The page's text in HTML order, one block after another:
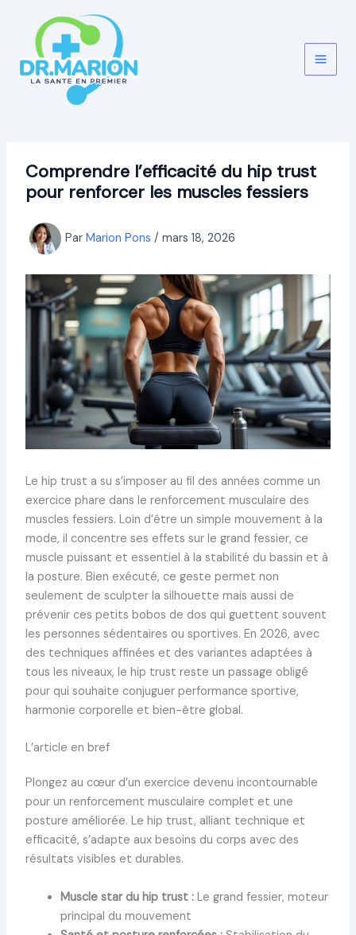
contenu
Comprendre l’efficacité du hip trust
pour renforcer les muscles fessiers
Par Marion Pons / mars 18, 2026
Le hip trust a su s’imposer au fil des années comme un
exercice phare dans le renforcement musculaire des
muscles fessiers. Loin d’être un simple mouvement à la
mode, il concentre ses effets sur le grand fessier, ce
muscle puissant et essentiel à la stabilité du bassin et à
la posture. Bien exécuté, ce geste permet non
seulement de sculpter la silhouette mais aussi de
prévenir ces petits bobos de dos qui guettent souvent
les personnes sédentaires ou sportives. En 2026, avec
des techniques affinées et des variantes adaptées à
tous les niveaux, le hip trust reste un passage obligé
pour qui souhaite conjuguer performance sportive,
harmonie corporelle et bien-être global.
L’article en bref
Plongez au cœur d’un exercice devenu incontournable
pour un renforcement musculaire complet et une
posture améliorée. Le hip trust, alliant technique et
efficacité, s’adapte aux besoins du corps avec des
résultats visibles et durables.
Muscle star du hip trust :Le grand fessier, moteur
principal du mouvement